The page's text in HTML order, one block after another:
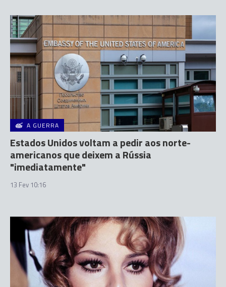
A GUERRA
Estados Unidos voltam a pedir aos norte-
americanos que deixem a Rússia
"imediatamente"
13 Fev 10:16